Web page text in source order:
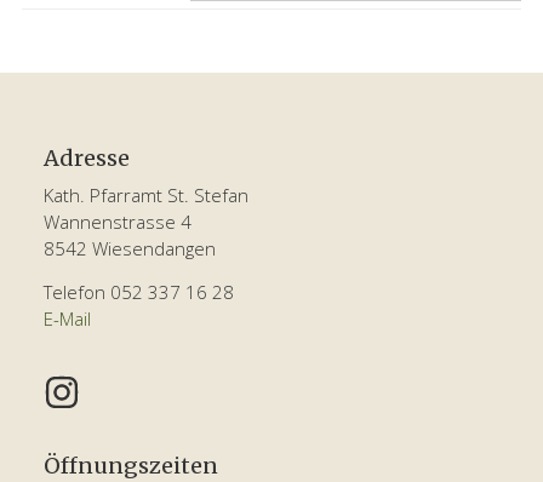
Adresse
Kath. Pfarramt St. Stefan
Wannenstrasse 4
8542 Wiesendangen
Telefon 052 337 16 28
E-Mail
Öffnungszeiten